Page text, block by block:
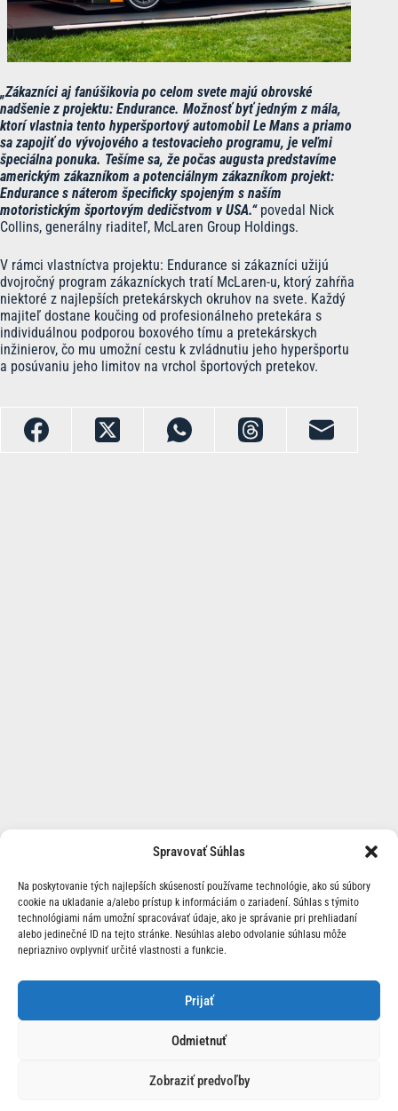
Spravovať Súhlas
Na poskytovanie tých najlepších skúseností používame technológie, ako sú súbory
cookie na ukladanie a/alebo prístup k informáciám o zariadení. Súhlas s týmito
technológiami nám umožní spracovávať údaje, ako je správanie pri prehliadaní
alebo jedinečné ID na tejto stránke. Nesúhlas alebo odvolanie súhlasu môže
nepriaznivo ovplyvniť určité vlastnosti a funkcie.
Prijať
Odmietnuť
Zobraziť predvoľby
„Zákazníci aj fanúšikovia po celom svete majú obrovské
nadšenie z projektu: Endurance. Možnosť byť jedným z mála,
ktorí vlastnia tento hyperšportový automobil Le Mans a priamo
sa zapojiť do vývojového a testovacieho programu, je veľmi
špeciálna ponuka. Tešíme sa, že počas augusta predstavíme
americkým zákazníkom a potenciálnym zákazníkom projekt:
Endurance s náterom špecificky spojeným s naším
motoristickým športovým dedičstvom v USA.“povedal Nick
Collins, generálny riaditeľ, McLaren Group Holdings.
V rámci vlastníctva projektu: Endurance si zákazníci užijú
dvojročný program zákazníckych tratí McLaren-u, ktorý zahŕňa
niektoré z najlepších pretekárskych okruhov na svete. Každý
majiteľ dostane koučing od profesionálneho pretekára s
individuálnou podporou boxového tímu a pretekárskych
inžinierov, čo mu umožní cestu k zvládnutiu jeho hyperšportu
a posúvaniu jeho limitov na vrchol športových pretekov.
O Nás | Kontakt